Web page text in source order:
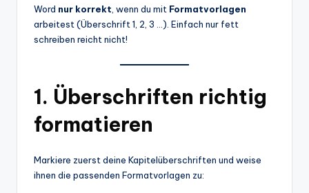
Word nur korrekt , wenn du mit Formatvorlagen
arbeitest (Überschrift 1, 2, 3 …). Einfach nur fett
schreiben reicht nicht!
1. Überschriften richtig
formatieren
Markiere zuerst deine Kapitelüberschriften und weise
ihnen die passenden Formatvorlagen zu: